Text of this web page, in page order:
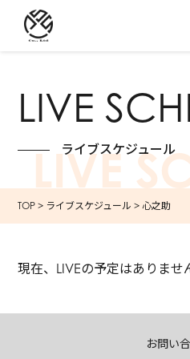
LIVE
ライブスケジュール
LIVE
TOP > ライブスケジュール >心之助
現在、LIVEの予定はありませ
お問い